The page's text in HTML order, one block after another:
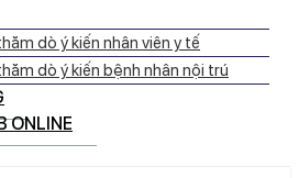
dò ý kiến nhân viên y tế
dò ý kiến bệnh nhân nội trú
ONLINE